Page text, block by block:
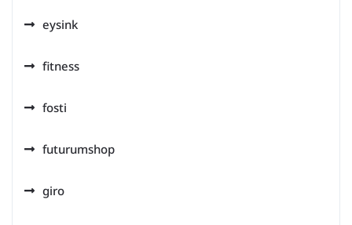
eysink
fitness
fosti
futurumshop
giro